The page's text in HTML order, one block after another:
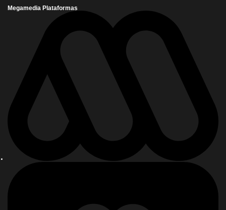
Megamedia Plataformas